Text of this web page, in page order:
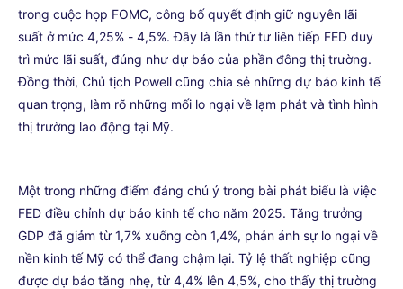
trong cuộc họp FOMC, công bố quyết định giữ nguyên lãi
suất ở mức 4,25% - 4,5%. Đây là lần thứ tư liên tiếp FED duy
trì mức lãi suất, đúng như dự báo của phần đông thị trường.
Đồng thời, Chủ tịch Powell cũng chia sẻ những dự báo kinh tế
quan trọng, làm rõ những mối lo ngại về lạm phát và tình hình
thị trường lao động tại Mỹ.
Một trong những điểm đáng chú ý trong bài phát biểu là việc
FED điều chỉnh dự báo kinh tế cho năm 2025. Tăng trưởng
GDP đã giảm từ 1,7% xuống còn 1,4%, phản ánh sự lo ngại về
nền kinh tế Mỹ có thể đang chậm lại. Tỷ lệ thất nghiệp cũng
được dự báo tăng nhẹ, từ 4,4% lên 4,5%, cho thấy thị trường